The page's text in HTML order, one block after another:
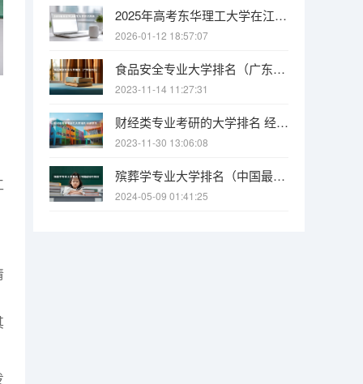
2025年高考东华理工大学在江西各批次选科要求有哪些
2026-01-12 18:57:07
食品安全专业大学排名（广东省内2a的食品安全专业的大学）
2023-11-14 11:27:31
财经类专业考研的大学排名 经济学专业考研学校排名
2023-11-30 13:06:08
殡葬学专业大学排名（中国最好的殡仪大学）
2024-05-09 01:41:25